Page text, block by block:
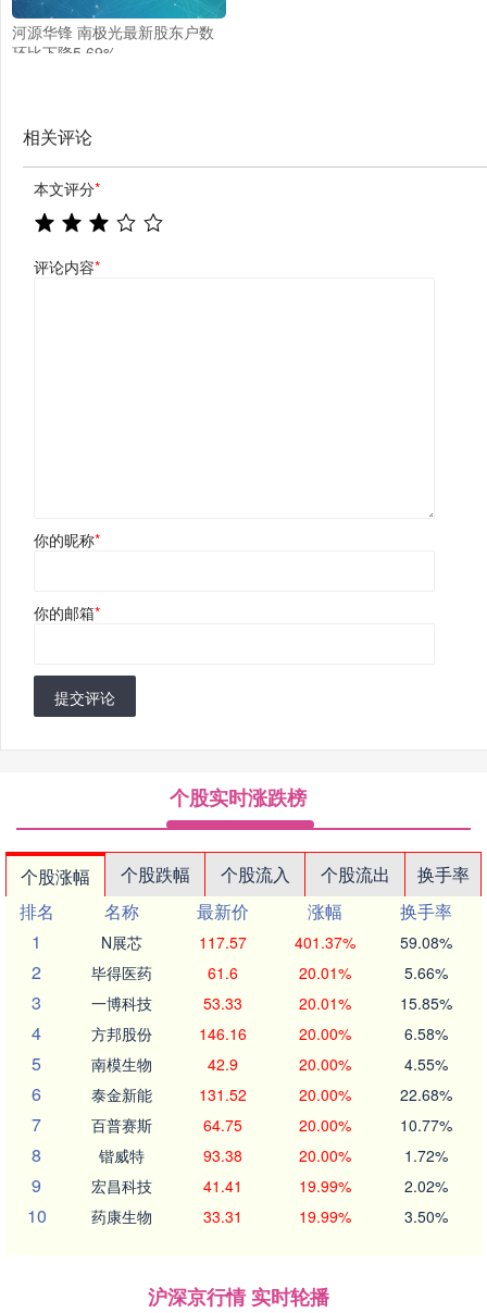
河源华锋 南极光最新股东户数
环比下降5.69%
相关评论
本文评分*
评论内容*
你的昵称*
你的邮箱*
提交评论
个股实时涨跌榜
个股涨幅 个股跌幅 个股流入 个股流出
换手率
排名
名称 最新价 涨幅
换手率
1
N展芯 117.57 401.37% 59.08%
2 毕得医药 61.6 20.01% 5.66%
3 一博科技 53.33 20.01% 15.85%
4 方邦股份 146.16 20.00% 6.58%
5 南模生物 42.9 20.00% 4.55%
6 泰金新能 131.52 20.00% 22.68%
7 百普赛斯 64.75 20.00% 10.77%
8 锴威特 93.38 20.00% 1.72%
9 宏昌科技 41.41 19.99% 2.02%
10 药康生物 33.31 19.99% 3.50%
沪深京行情 实时轮播